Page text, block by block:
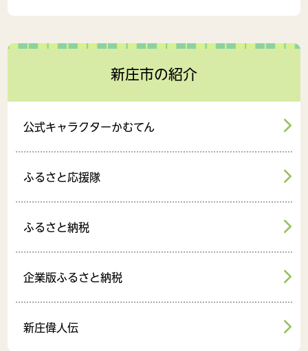
新庄市の紹介
公式キャラクターかむてん
ふるさと応援隊
ふるさと納税
企業版ふるさと納税
新庄偉人伝